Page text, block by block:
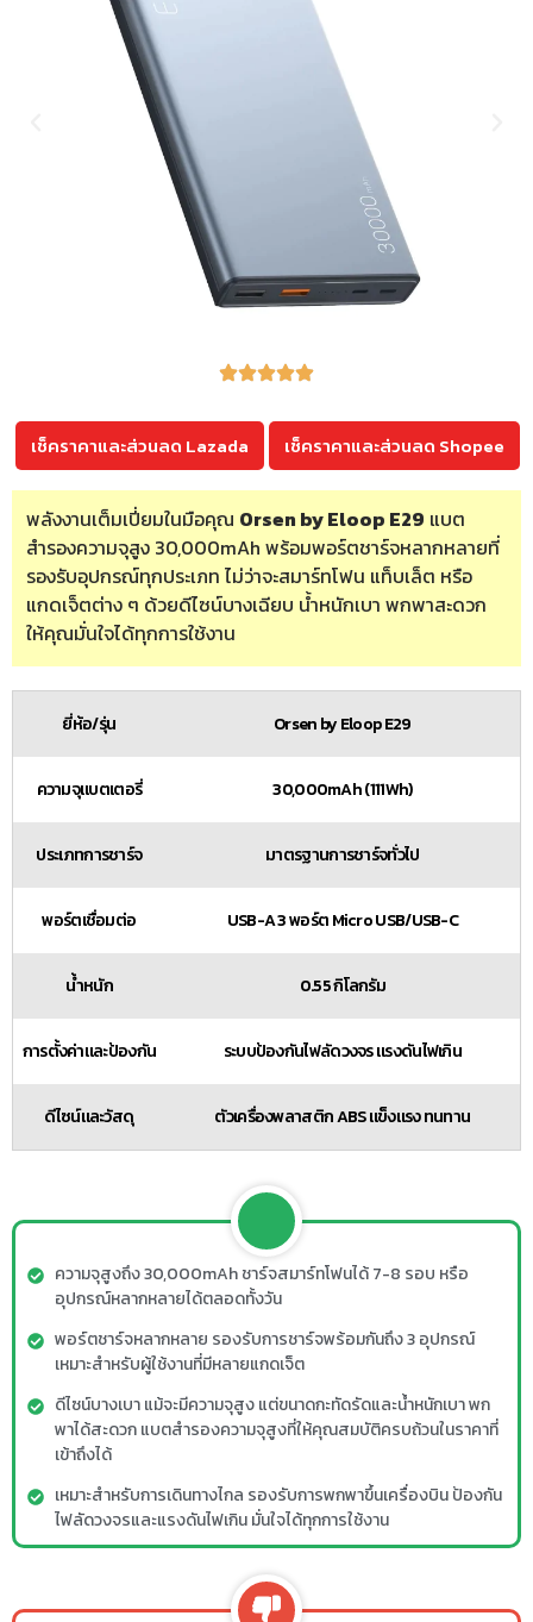
เช็คราคาและส่วนลด Lazada เช็คราคาและส่วนลด Shopee
พลังงานเต็มเปี่ยมในมือคุณ Orsen by Eloop E29 แบต
สำรองความจุสูง 30,000mAh พร้อมพอร์ตชาร์จหลากหลายที่
รองรับอุปกรณ์ทุกประเภท ไม่ว่าจะสมาร์ทโฟน แท็บเล็ต หรือ
แกดเจ็ตต่าง ๆ ด้วยดีไซน์บางเฉียบ น้ำหนักเบา พกพาสะดวก
ให้คุณมั่นใจได้ทุกการใช้งาน
ยี่ห้อ/รุ่น Orsen by Eloop E29
ความจุแบตเตอรี่ 30,000mAh (111Wh)
ประเภทการชาร์จ มาตรฐานการชาร์จทั่วไป
พอร์ตเชื่อมต่อ USB-A 3 พอร์ต Micro USB/USB-C
น้ำหนัก 0.55 กิโลกรัม
การตั้งค่าและป้องกัน ระบบป้องกันไฟลัดวงจร แรงดันไฟเกิน
ดีไซน์และวัสดุ ตัวเครื่องพลาสติก ABS แข็งแรง ทนทาน
ความจุสูงถึง 30,000mAh ชาร์จสมาร์ทโฟนได้ 7-8 รอบ หรือ
อุปกรณ์หลากหลายได้ตลอดทั้งวัน
พอร์ตชาร์จหลากหลาย รองรับการชาร์จพร้อมกันถึง 3 อุปกรณ์
เหมาะสำหรับผู้ใช้งานที่มีหลายแกดเจ็ต
ดีไซน์บางเบา แม้จะมีความจุสูง แต่ขนาดกะทัดรัดและน้ำหนักเบา พก
พาได้สะดวก แบตสำรองความจุสูงที่ให้คุณสมบัติครบถ้วนในราคาที่
เข้าถึงได้
เหมาะสำหรับการเดินทางไกล รองรับการพกพาขึ้นเครื่องบิน ป้องกัน
ไฟลัดวงจรและแรงดันไฟเกิน มั่นใจได้ทุกการใช้งาน